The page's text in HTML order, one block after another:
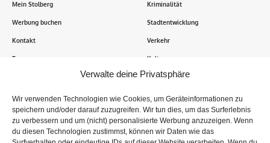
Verwalte deine Privatsphäre
Wir verwenden Technologien wie Cookies, um Geräteinformationen zu
speichern und/oder darauf zuzugreifen. Wir tun dies, um das Surferlebnis
zu verbessern und um (nicht) personalisierte Werbung anzuzeigen. Wenn
du diesen Technologien zustimmst, können wir Daten wie das
Mein Stolberg
Werbung buchen
Kontakt
Transparenz
Kriminalität
Stadtentwicklung
Verkehr
Kultur
Tausende Stolberger sind bereits dabei! Du sendest uns
Informationen, Bilder und Erlebnisse aus der Kupferstadt – Wir